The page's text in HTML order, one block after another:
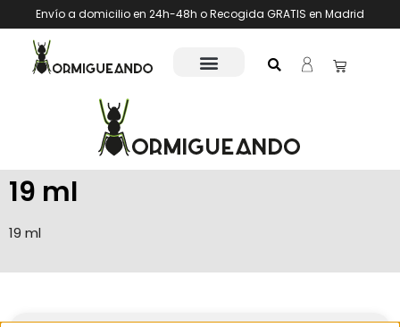
Envío a domicilio en 24h-48h o Recogida GRATIS en Madrid
19 ml
19 ml